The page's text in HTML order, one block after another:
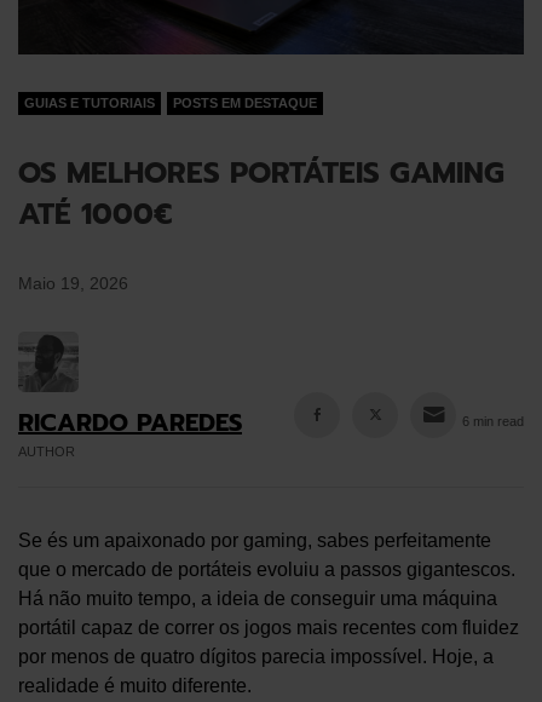
GUIAS E TUTORIAIS POSTS EM DESTAQUE
OS MELHORES PORTÁTEIS GAMING
ATÉ 1000€
Maio 19, 2026
RICARDO PAREDES
AUTHOR
6 min read
Se és um apaixonado por gaming, sabes perfeitamente
que o mercado de portáteis evoluiu a passos gigantescos.
Há não muito tempo, a ideia de conseguir uma máquina
portátil capaz de correr os jogos mais recentes com fluidez
por menos de quatro dígitos parecia impossível. Hoje, a
realidade é muito diferente.